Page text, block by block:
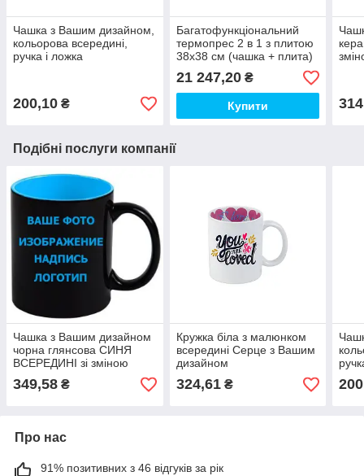
Чашка з Вашим дизайном,
кольорова всередині,
ручка і ложка
200,10 ₴
Багатофункціональний
термопрес 2 в 1 з плитою
38х38 см (чашка + плита)
21 247,20₴
Купити
Подібні послуги компанії
Чашка з Вашим дизайном
чорна глянсова СИНЯ
ВСЕРЕДИНІ зі зміною
349,58 ₴
Кружка біла з малюнком
всередині Серце з Вашим
дизайном
324,61₴
Про нас
91% позитивних з 46 відгуків за рік